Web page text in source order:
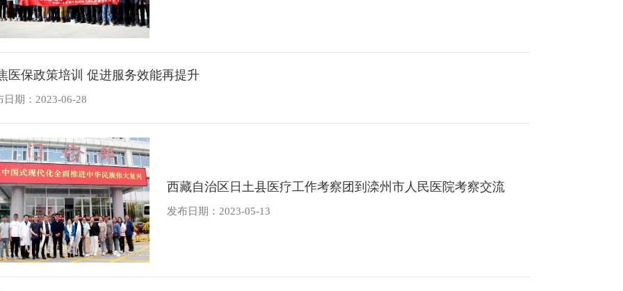
医保政策培训 促进服务效能再提升
日期：2023-06-28
西藏自治区日土县医疗工作考察团到滦州市人民医院考察交流
发布日期：2023-05-13